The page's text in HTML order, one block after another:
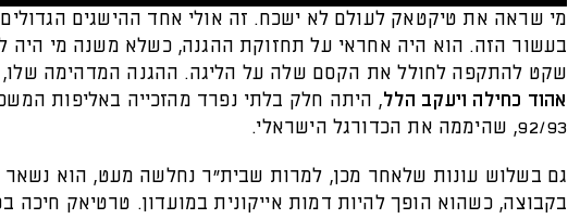
מי שראה את טיקטאק לעולם לא ישכח. זה אולי אחד ההישגים
בעשור הזה. הוא היה אחראי על תחזוקת ההגנה, כשלא משנה מי היה
שקט להתקפה לחולל את הקסם שלה על הליגה. ההגנה המדהימה שלו,
אהוד כחילה ויעקב הלל, היתה חלק בלתי נפרד מהזכייה באליפות
92/93, שהיממה את הכדורגל הישראלי.
גם בשלוש עונות שלאחר מכן, למרות שבית"ר נחלשה מעט, הוא נשאר
בקבוצה, כשהוא הופך להיות דמות אייקונית במועדון. טרטיאק חיכה